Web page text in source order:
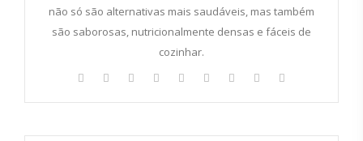
não só são alternativas mais saudáveis, mas também
são saborosas, nutricionalmente densas e fáceis de
cozinhar.